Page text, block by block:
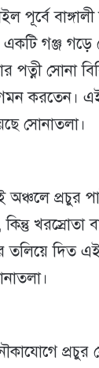
পূর্বে
একটি গঞ্জ
পত্নী সোনা
করতেন।
সোনাতলা।
অঞ্চলে প্রচুর
খরস্রোতা
তলিয়ে দিত
প্রচুর